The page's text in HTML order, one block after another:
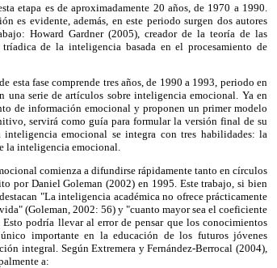
etapa es de aproximadamente 20 años, de 1970 a 1990.
evidente, además, en este periodo surgen dos autores
Howard Gardner (2005), creador de la teoría de las
de la inteligencia basada en el procesamiento de
esta fase comprende tres años, de 1990 a 1993, periodo en
serie de artículos sobre inteligencia emocional. Ya en
de información emocional y proponen un primer modelo
servirá como guía para formular la versión final de su
emocional se integra con tres habilidades: la
la inteligencia emocional.
comienza a difundirse rápidamente tanto en círculos
por Daniel Goleman (2002) en 1995. Este trabajo, si bien
"La inteligencia académica no ofrece prácticamente
(Goleman, 2002: 56) y "cuanto mayor sea el coeficiente
podría llevar al error de pensar que los conocimientos
importante en la educación de los futuros jóvenes
integral. Según Extremera y Fernández-Berrocal (2004),
a: